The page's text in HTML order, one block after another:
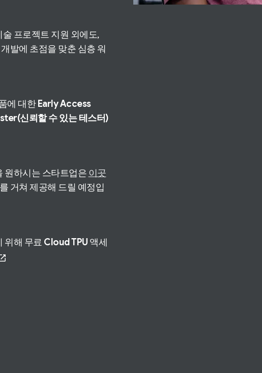
프로젝트 지원 외에도,
발에 초점을 맞춘 심층 워
에 대한 Early Access
신뢰할 수 있는 테스터)
원하시는 스타트업은 이곳
거쳐 제공해 드릴 예정입
위해 무료 Cloud TPU 액세